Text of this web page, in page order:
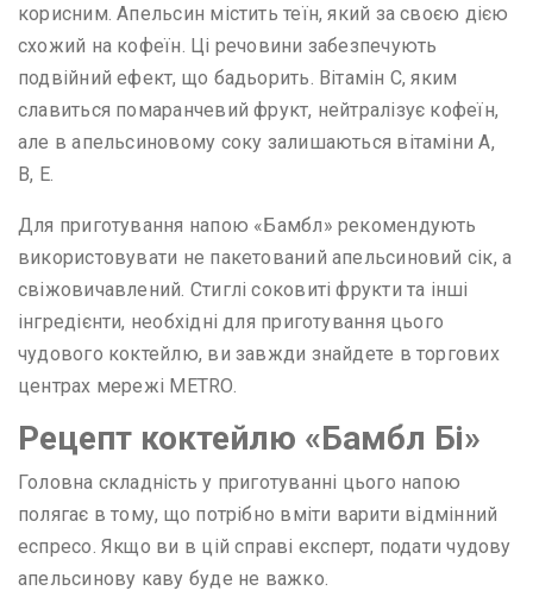
корисним. Апельсин містить теїн, який за своєю дією
схожий на кофеїн. Ці речовини забезпечують
подвійний ефект, що бадьорить. Вітамін С, яким
славиться помаранчевий фрукт, нейтралізує кофеїн,
але в апельсиновому соку залишаються вітаміни А,
В, Е.
Для приготування напою «Бамбл» рекомендують
використовувати не пакетований апельсиновий сік, а
свіжовичавлений. Стиглі соковиті фрукти та інші
інгредієнти, необхідні для приготування цього
чудового коктейлю, ви завжди знайдете в торгових
центрах мережі METRO.
Рецепт коктейлю «Бамбл Бі»
Головна складність у приготуванні цього напою
полягає в тому, що потрібно вміти варити відмінний
еспресо. Якщо ви в цій справі експерт, подати чудову
апельсинову каву буде не важко.